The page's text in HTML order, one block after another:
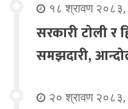
१८ श्रावण २०८३,
सरकारी टोली र
समझदारी,
२० श्रावण २०८३,